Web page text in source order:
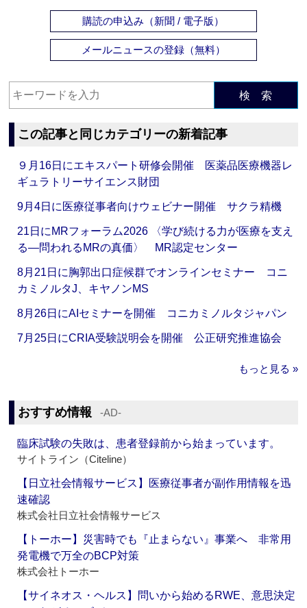
購読の申込み（新聞 / 電子版）
メールニュースの登録（無料）
検 索
この記事と同じカテゴリーの新着記事
９月16日にエキスパート研修会開催 医薬品医療機器レ
ギュラトリーサイエンス財団
9月4日に医療従事者向けウェビナー開催 サクラ精機
21日にMRフォーラム2026 〈学び続ける力が医療を支え
る―問われるMRの真価〉 MR認定センター
8月21日に胸郭出口症候群でオンラインセミナー コニ
カミノルタJ、キヤノンMS
8月26日にAIセミナーを開催 コニカミノルタジャパン
7月25日にCRIA受験説明会を開催 公正研究推進協会
もっと見る »
おすすめ情報 ‐AD‐
臨床試験の失敗は、患者登録前から始まっています。
サイトライン（Citeline）
【日立社会情報サービス】医療従事者が副作用情報を迅
速確認
株式会社日立社会情報サービス
【トーホー】災害時でも『止まらない』事業へ 非常用
発電機で万全のBCP対策
株式会社トーホー
【サイネオス・ヘルス】問いから始めるRWE、意思決定